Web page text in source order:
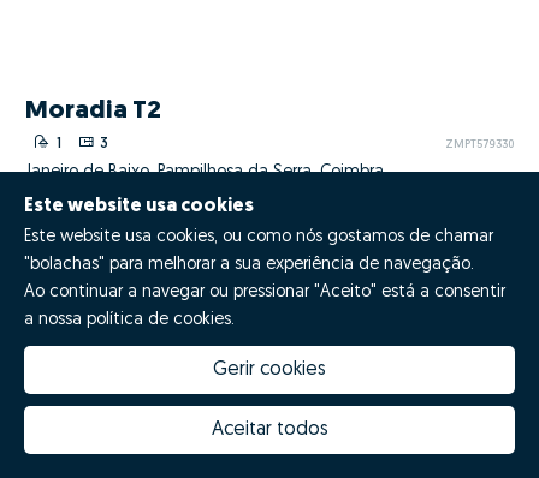
Moradia T2
Este website usa cookies
Este website usa cookies, ou como nós gostamos de chamar
"bolachas" para melhorar a sua experiência de navegação.
Ao continuar a navegar ou pressionar "Aceito" está a consentir
a nossa política de cookies.
Gerir cookies
Aceitar todos